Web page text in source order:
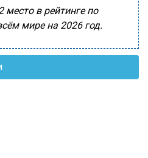
в рейтинге по
мире на 2026 год.